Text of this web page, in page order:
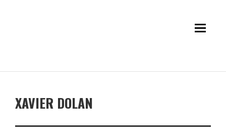
XAVIER DOLAN